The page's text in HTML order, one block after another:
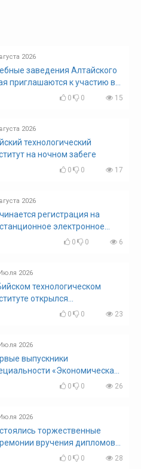
2026
заведения Алтайского
приглашаются к участию в
команд вузов
0 0 15
2026
технологический
на ночном забеге
0 0 17
2026
регистрация на
электронное
на выборы!
0 0 6
2026
технологическом
открылся
совет!
0 0 23
2026
выпускники
«Экономическая
0 0 26
2026
торжественные
вручения дипломов
0 0 28